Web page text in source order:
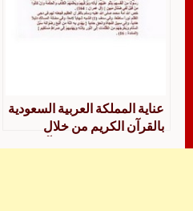
عناية المملكة العربية السعودية
بالقرآن الكريم من خلال